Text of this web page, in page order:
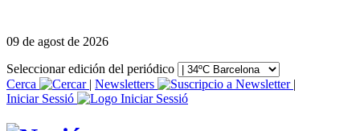
09 de agost de 2026
Seleccionar edición del periódico
Cerca
| Newsletters
|
Iniciar Sessió